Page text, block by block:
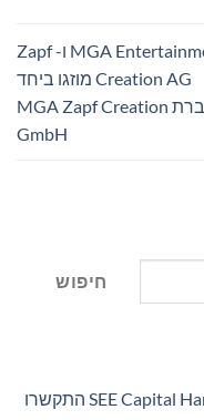
MGA Entertainment ו- Zapf
Creation AG מוזגו ביחד
כחברת MGA Zapf Creation
GmbH
חיפוש
Hamilton Reserve Bank ו- SEE Capital Hamilton Ltd.‎ התקשרו